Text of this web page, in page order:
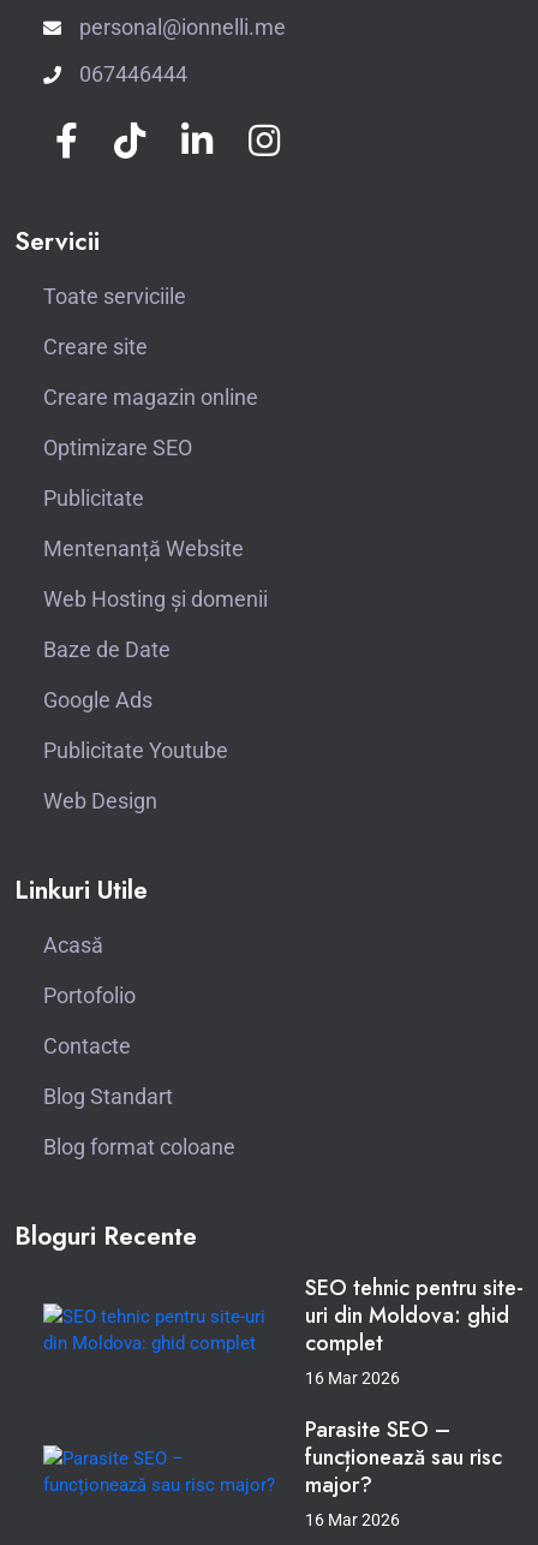
personal@ionnelli.me
067446444
Servicii
Toate serviciile
Creare site
Creare magazin online
Optimizare SEO
Publicitate
Mentenanță Website
Web Hosting și domenii
Baze de Date
Google Ads
Publicitate Youtube
Web Design
Linkuri Utile
Acasă
Portofolio
Contacte
Blog Standart
Blog format coloane
Bloguri Recente
SEO tehnic pentru site-
uri din Moldova: ghid
complet
16 Mar 2026
Parasite SEO –
funcționează sau risc
major?
16 Mar 2026